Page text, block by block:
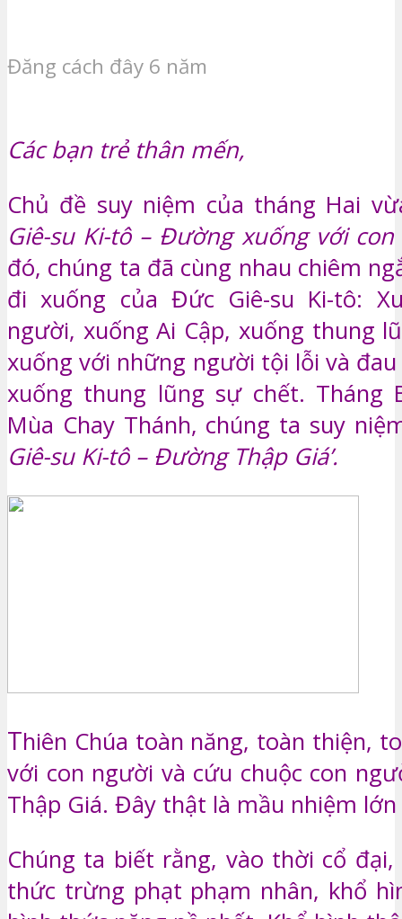
Đăng cách đây 6 năm
Các bạn trẻ thân mến,
Chủ đề suy niệm của tháng Hai
Giê-su Ki-tô – Đường xuống với con
đó, chúng ta đã cùng nhau chiêm
đi xuống của Đức Giê-su Ki-tô:
người, xuống Ai Cập, xuống thung
xuống với những người tội lỗi và
xuống thung lũng sự chết. Tháng
Mùa Chay Thánh, chúng ta suy
Giê-su Ki-tô – Đường Thập Giá’.
Thiên Chúa toàn năng, toàn thiện,
với con người và cứu chuộc con
Thập Giá. Đây thật là mầu nhiệm lớn
Chúng ta biết rằng, vào thời cổ
thức trừng phạt phạm nhân, khổ